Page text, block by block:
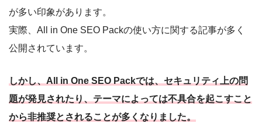
が多い印象があります。
実際、All in One SEO Packの使い方に関する記事が多く
公開されています。
しかし、All in One SEO Packでは、セキュリティ上の問
題が発見されたり、テーマによっては不具合を起こすこと
から非推奨とされることが多くなりました。